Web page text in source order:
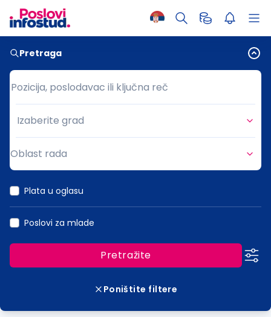
Pretraga
Pozicija, poslodavac ili ključna reč
Pozicija, poslodavac ili ključna reč
Grad
Izaberite grad
Oblast rada
Plata u oglasu
Poslovi za mlade
Pretražite
Poništite filtere